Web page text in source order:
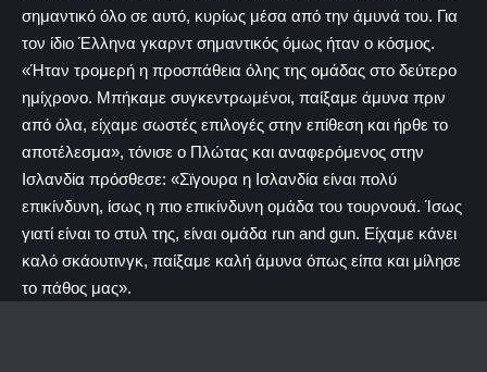
σημαντικό όλο σε αυτό, κυρίως μέσα από την άμυνά του. Για
τον ίδιο Έλληνα γκαρντ σημαντικός όμως ήταν ο κόσμος.
«Ήταν τρομερή η προσπάθεια όλης της ομάδας στο δεύτερο
ημίχρονο. Μπήκαμε συγκεντρωμένοι, παίξαμε άμυνα πριν
από όλα, είχαμε σωστές επιλογές στην επίθεση και ήρθε το
αποτέλεσμα», τόνισε ο Πλώτας και αναφερόμενος στην
Ισλανδία πρόσθεσε: «Σϊγουρα η Ισλανδία είναι πολύ
επικίνδυνη, ίσως η πιο επικίνδυνη ομάδα του τουρνουά. Ίσως
γιατί είναι το στυλ της, είναι ομάδα run and gun. Είχαμε κάνει
καλό σκάουτινγκ, παίξαμε καλή άμυνα όπως είπα και μίλησε
το πάθος μας».